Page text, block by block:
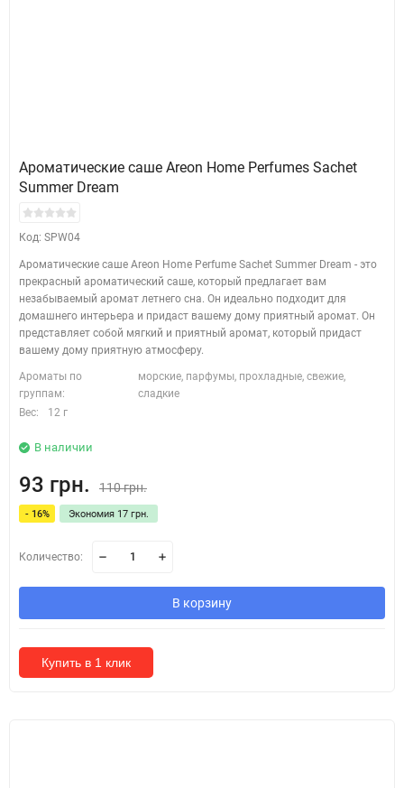
Ароматические саше Areon Home Perfumes Sachet
Summer Dream
Код: SPW04
Ароматические саше Areon Home Perfume Sachet Summer Dream - это
прекрасный ароматический саше, который предлагает вам
незабываемый аромат летнего сна. Он идеально подходит для
домашнего интерьера и придаст вашему дому приятный аромат. Он
представляет собой мягкий и приятный аромат, который придаст
вашему дому приятную атмосферу.
Ароматы по
группам:
морские, парфумы, прохладные, свежие,
сладкие
Вес:
12 г
В наличии
93 грн. 110 грн.
- 16% Экономия 17 грн.
Количество:
В корзину
Купить в 1 клик